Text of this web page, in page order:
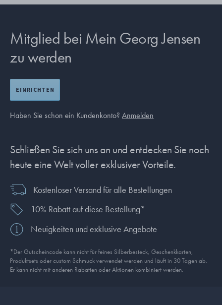
Mitglied bei Mein Georg Jensen
zu werden
EINRICHTEN
Haben Sie schon ein Kundenkonto? Anmelden
Schließen Sie sich uns an und entdecken Sie noch
heute eine Welt voller exklusiver Vorteile.
Kostenloser Versand für alle Bestellungen
10% Rabatt auf diese Bestellung*
Neuigkeiten und exklusive Angebote
*Der Gutscheincode kann nicht für feines Silberbesteck, Geschenkkarten,
Produkt­sets oder custom Schmuck verwendet werden und läuft in 30 Tagen ab.
Er kann nicht mit anderen Rabatten oder Aktionen kombiniert werden.